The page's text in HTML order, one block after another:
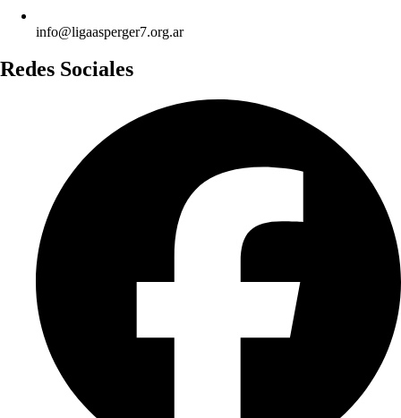
info@ligaasperger7.org.ar
Redes Sociales